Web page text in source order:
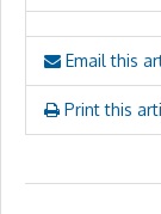
Email this
Print this